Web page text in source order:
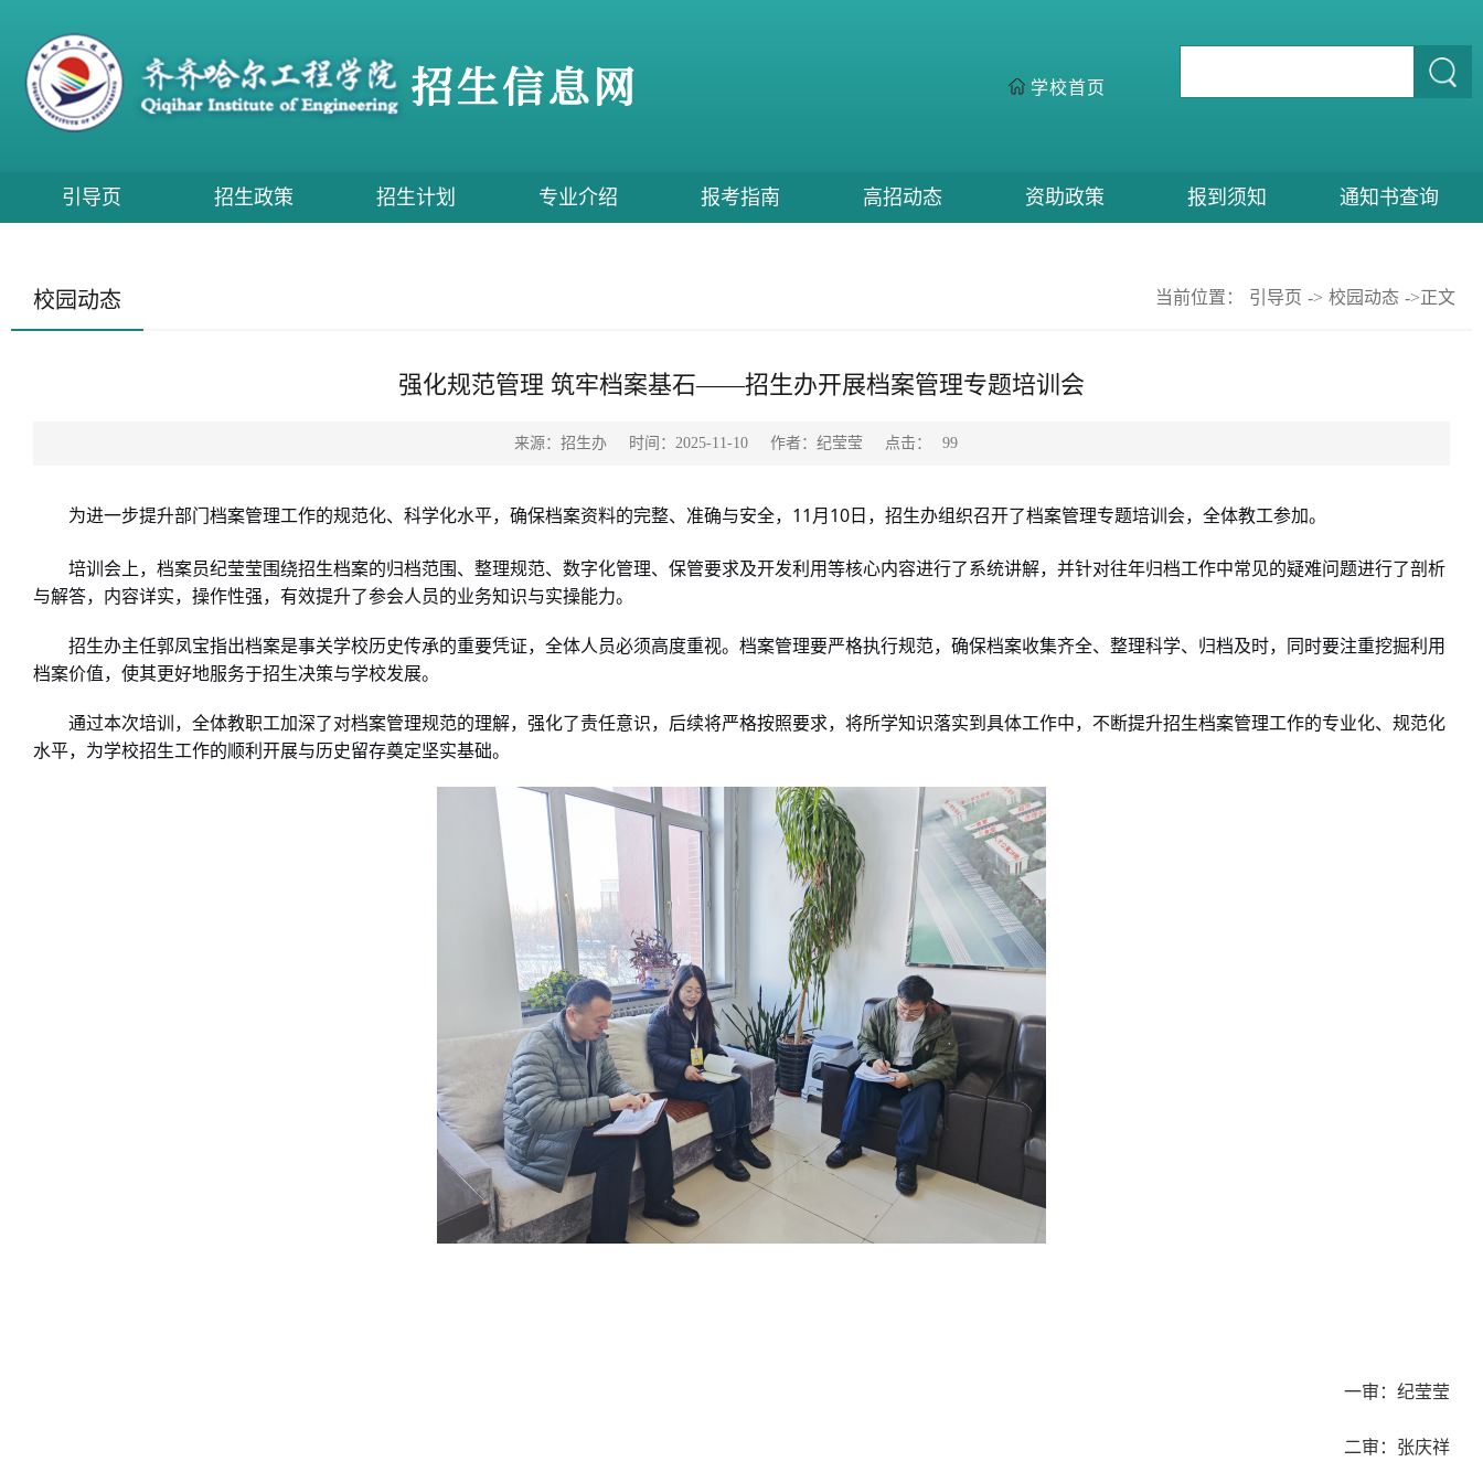
学校首页
引导页 招生政策 招生计划 专业介绍 报考指南 高招动态 资助政策 报到须知 通知书查询
校园动态 当前位置： 引导页 -> 校园动态 ->正文
强化规范管理 筑牢档案基石——招生办开展档案管理专题培训会
来源：招生办 时间：2025-11-10 作者：纪莹莹 点击： 99
为进一步提升部门 档案管理工作的规范化、科学化水平，确保档案资料的完整、准确与安全， 11 月 10 日 ，招生办组织召开了档案管理专题培训会， 全体教工参加。
培训会上， 档案员纪莹莹围绕招生档案的归档范围、整理规范、数字化管理、保管要求及开发利用等核心内容进行了系统讲解，并针对往年归档工作中常见的疑难问题进行了剖析
与解答，内容详实，操作性强，有效提升了参会人员的业务知识与实操能力。
招生办主任郭凤宝指出档案是事关学校历史传承的重要凭证，全体人员必须高度重视。档案管理要严格执行规范，确保档案收集齐全、整理科学、归档及时， 同时要注重挖掘利用
档案价值，使其更好地服务于招生决策与学校发展。
通过本次培训，全体教职工加深了对档案管理规范的理解，强化了责任意识，后续将严格按照要求，将所学知识落实到具体工作中，不断提升招生档案管理工作的专业化、规范化
水平，为学校招生工作的顺利开展与历史留存奠定坚实基础。
一审：纪莹莹
二审：张庆祥